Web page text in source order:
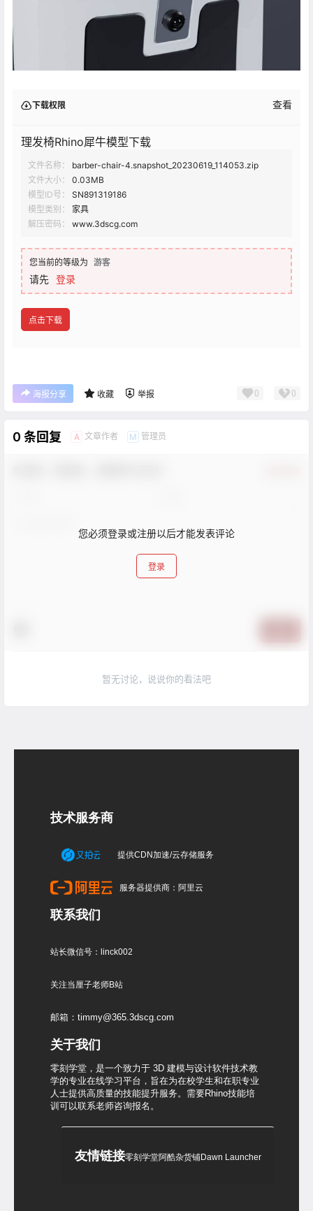
下载权限 查看
理发椅Rhino犀牛模型下载
文件名称：
barber-chair-4.snapshot_20230619_114053.zip
文件大小：
0.03MB
模型ID号：
SN891319186
模型类别：
家具
解压密码：
www.3dscg.com
您当前的等级为 游客
请先 登录
点击下载
海报分享 收藏 举报 0 0
0 条回复 A 文章作者 M 管理员
您必须登录或注册以后才能发表评论
登录
暂无讨论，说说你的看法吧
技术服务商
提供CDN加速/云存储服务
服务器提供商：阿里云
联系我们
站长微信号：linck002
关注当厘子老师B站
邮箱：timmy@365.3dscg.com
关于我们
零刻学堂，是一个致力于 3D 建模与设计软件技术教
学的专业在线学习平台，旨在为在校学生和在职专业
人士提供高质量的技能提升服务。需要Rhino技能培
训可以联系老师咨询报名。
友情链接零刻学堂阿酷杂货铺Dawn Launcher